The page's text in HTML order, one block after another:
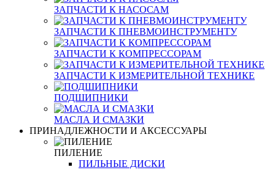
ЗАПЧАСТИ К НАСОСАМ
ЗАПЧАСТИ К ПНЕВМОИНСТРУМЕНТУ
ЗАПЧАСТИ К КОМПРЕССОРАМ
ЗАПЧАСТИ К ИЗМЕРИТЕЛЬНОЙ ТЕХНИКЕ
ПОДШИПНИКИ
МАСЛА И СМАЗКИ
ПРИНАДЛЕЖНОСТИ И АКСЕССУАРЫ
ПИЛЕНИЕ
ПИЛЬНЫЕ ДИСКИ